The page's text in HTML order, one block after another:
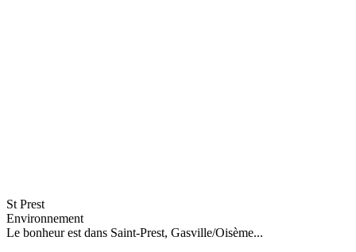
St Prest
Environnement
Le bonheur est dans Saint-Prest, Gasville/Oisème...